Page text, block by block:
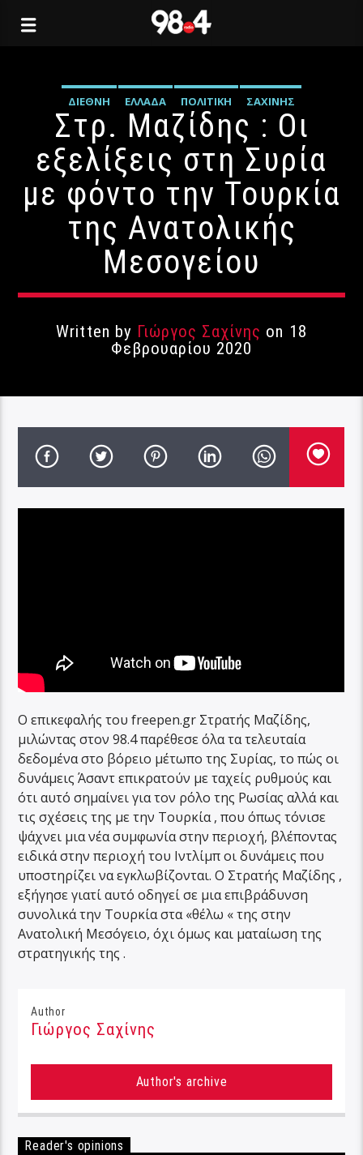
ΔΙΕΘΝΉ ΕΛΛΆΔΑ ΠΟΛΙΤΙΚΉ ΣΑΧΊΝΗΣ
Στρ. Μαζίδης : Οι
εξελίξεις στη Συρία
με φόντο την Τουρκία
της Ανατολικής
Μεσογείου
Written by Γιώργος Σαχίνης on 18
Φεβρουαρίου 2020
Ο επικεφαλής του freepen.gr Στρατής Μαζίδης,
μιλώντας στον 98.4 παρέθεσε όλα τα τελευταία
δεδομένα στο βόρειο μέτωπο της Συρίας, το πώς οι
δυνάμεις Άσαντ επικρατούν με ταχείς ρυθμούς και
ότι αυτό σημαίνει για τον ρόλο της Ρωσίας αλλά και
τις σχέσεις της με την Τουρκία , που όπως τόνισε
ψάχνει μια νέα συμφωνία στην περιοχή, βλέποντας
ειδικά στην περιοχή του Ιντλίμπ οι δυνάμεις που
υποστηρίζει να εγκλωβίζονται. Ο Στρατής Μαζίδης ,
εξήγησε γιατί αυτό οδηγεί σε μια επιβράδυνση
συνολικά την Τουρκία στα «θέλω « της στην
Ανατολική Μεσόγειο, όχι όμως και ματαίωση της
στρατηγικής της .
Author
Γιώργος Σαχίνης
Author's archive
Reader's opinions